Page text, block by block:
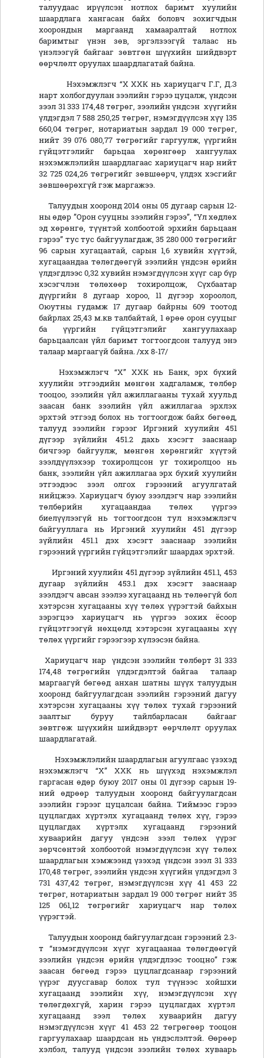
талуудаас ирүүлсэн нотлох баримт хуулийн
шаардлага хангасан байх боловч зохигчдын
хоорондын маргаанд хамааралтай нотлох
баримтыг үнэн зөв, эргэлзээгүй талаас нь
үнэлээгүй байгааг зөвтгөн шүүхийн шийдвэрт
өөрчлөлт оруулах шаардлагатай байна.
Нэхэмжлэгч “Х ХХК нь хариуцагч Г.Г, Д.З
нарт холбогдуулан зээлийн гэрээ цуцалж, үндсэн
зээл 31 333 174,48 төгрөг, зээлийн үндсэн хүүгийн
үлдэгдэл 7 588 250,25 төгрөг, нэмэгдүүлсэн хүү 135
660,04 төгрөг, нотариатын зардал 19 000 төгрөг,
нийт 39 076 080,77 төгрөгийг гаргуулж, үүргийн
гүйцэтгэлийг барьцаа хөрөнгөөр хангуулах
нэхэмжлэлийн шаардлагаас хариуцагч нар нийт
32 725 024,26 төгрөгийг зөвшөөрч, үлдэх хэсгийг
зөвшөөрөхгүй гэж маргажээ.
Талуудын хооронд 2014 оны 05 дугаар сарын 12-
ны өдөр ”Орон сууцны зээлийн гэрээ”, “Үл хөдлөх
эд хөрөнгө, түүнтэй холбоотой эрхийн барьцаан
гэрээ” тус тус байгуулагдаж, 35 280 000 төгрөгийг
96 сарын хугацаатай, сарын 1,6 хувийн хүүтэй,
хугацаандаа төлөгдөөгүй зээлийн үндсэн өрийн
үлдэгдлээс 0,32 хувийн нэмэгдүүлсэн хүүг сар бүр
хэсэгчлэн төлөхөөр тохиролцож, Сүхбаатар
дүүргийн 8 дугаар хороо, 11 дүгээр хороолол,
Оюутны гудамж 17 дугаар байрны 609 тоотод
байрлах 25,43 м.кв талбайтай, 1 өрөө орон сууцыг
ба үүргийн гүйцэтгэлийг хангуулахаар
барьцаалсан үйл баримт тогтоогдсон талууд энэ
талаар маргаагүй байна. /хх 8-17/
Нэхэмжлэгч “Х” ХХК нь Банк, эрх бүхий
хуулийн этгээдийн мөнгөн хадгаламж, төлбөр
тооцоо, зээлийн үйл ажиллагааны тухай хуульд
заасан банк зээлийн үйл ажиллагаа эрхлэх
эрхтэй этгээд болох нь тогтоогдож байх бөгөөд,
талууд зээлийн гэрээг Иргэний хуулийн 451
дүгээр зүйлийн 451.2 дахь хэсэгт зааснаар
бичгээр байгуулж, мөнгөн хөрөнгийг хүүтэй
зээлдүүлэхээр тохиролцсон уг тохиролцоо нь
банк, зээлийн үйл ажиллагаа эрх бүхий хуулийн
этгээдээс зээл олгох гэрээний агуулгатай
нийцжээ. Хариуцагч буюу зээлдэгч нар зээлийн
төлбөрийн хугацаандаа төлөх үүргээ
биелүүлээгүй нь тогтоогдсон тул нэхэмжлэгч
байгууллага нь Иргэний хуулийн 451 дүгээр
зүйлийн 451.1 дэх хэсэгт зааснаар зээлийн
гэрээний үүргийн гүйцэтгэлийг шаардах эрхтэй.
Иргэний хуулийн 451 дүгээр зүйлийн 451.1, 453
дугаар зүйлийн 453.1 дэх хэсэгт зааснаар
зээлдэгч авсан зээлээ хугацаанд нь төлөөгүй бол
хэтэрсэн хугацааны хүү төлөх үүрэгтэй байхын
зэрэгцээ хариуцагч нь үүргээ зохих ёсоор
гүйцэтгээгүй нөхцөлд хэтэрсэн хугацааны хүү
төлөх үүргийг гэрээгээр хүлээсэн байна.
Хариуцагч нар үндсэн зээлийн төлбөрт 31 333
174,48 төгрөгийн үлдэгдэлтэй байгаа талаар
маргаагүй бөгөөд анхан шатны шүүх талуудын
хооронд байгуулагдсан зээлийн гэрээний дагуу
хэтэрсэн хугацааны хүү төлөх тухай гэрээний
заалтыг буруу тайлбарласан байгааг
зөвтгөж шүүхийн шийдвэрт өөрчлөлт оруулах
шаардлагатай.
Нэхэмжлэлийн шаардлагын агуулгаас үзэхэд
нэхэмжлэгч “Х” ХХК нь шүүхэд нэхэмжлэл
гаргасан өдөр буюу 2017 оны 01 дүгээр сарын 19-
ний өдрөөр талуудын хооронд байгуулагдсан
зээлийн гэрээг цуцалсан байна. Тиймээс гэрээ
цуцлагдах хүртэлх хугацаанд төлөх хүү, гэрээ
цуцлагдах хүртэлх хугацаанд гэрээний
хуваарийн дагуу үндсэн зээл төлөх үүрэг
зөрчсөнтэй холбоотой нэмэгдүүлсэн хүү төлөх
шаардлагын хэмжээнд үзэхэд үндсэн зээл 31 333
170,48 төгрөг, зээлийн үндсэн хүүгийн үлдэгдэл 3
731 437,42 төгрөг, нэмэгдүүлсэн хүү 41 453 22
төгрөг, нотариатын зардал 19 000 төгрөг нийт 35
125 061,12 төгрөгийг хариуцагч нар төлөх
үүрэгтэй.
Талуудын хооронд байгуулагдсан гэрээний 2.3-
т “нэмэгдүүлсэн хүүг хугацаанаа төлөгдөөгүй
зээлийн үндсэн өрийн үлдэгдлээс тооцно” гэж
заасан бөгөөд гэрээ цуцлагдсанаар гэрээний
үүрэг дуусгавар болох тул түүнээс хойшхи
хугацаанд зээлийн хүү, нэмэгдүүлсэн хүү
төлөгдөхгүй, харин гэрээ цуцлагдах хүртэл
хугацаанд зээл төлөх хуваарийн дагуу
нэмэгдүүлсэн хүүг 41 453 22 төгрөгөөр тооцон
гаргуулахаар шаардсан нь үндэслэлтэй. Өөрөөр
хэлбэл, талууд үндсэн зээлийн төлөх хуваарь